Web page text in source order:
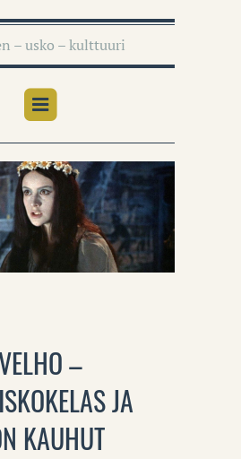
– usko – kulttuuri
–
JA
KAUHUT